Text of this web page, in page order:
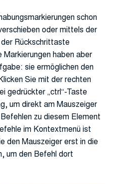
schon
oder mittels der
Rückschrittaste
haben aber
sie ermöglichen den
Sie mit der rechten
gedrückter „ctrl“-Taste
um direkt am Mauszeiger
zu diesem Element
im Kontextmenü ist
den Mauszeiger erst in die
um den Befehl dort